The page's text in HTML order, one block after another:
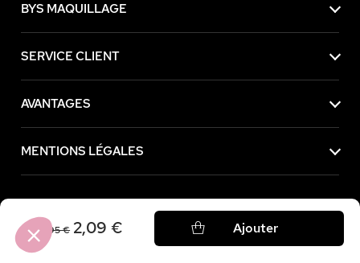
6,95 € 2,09 € Ajouter
BYS MAQUILLAGE
SERVICE CLIENT
AVANTAGES
MENTIONS LÉGALES
Achetez maintenant, payez plus tard avec